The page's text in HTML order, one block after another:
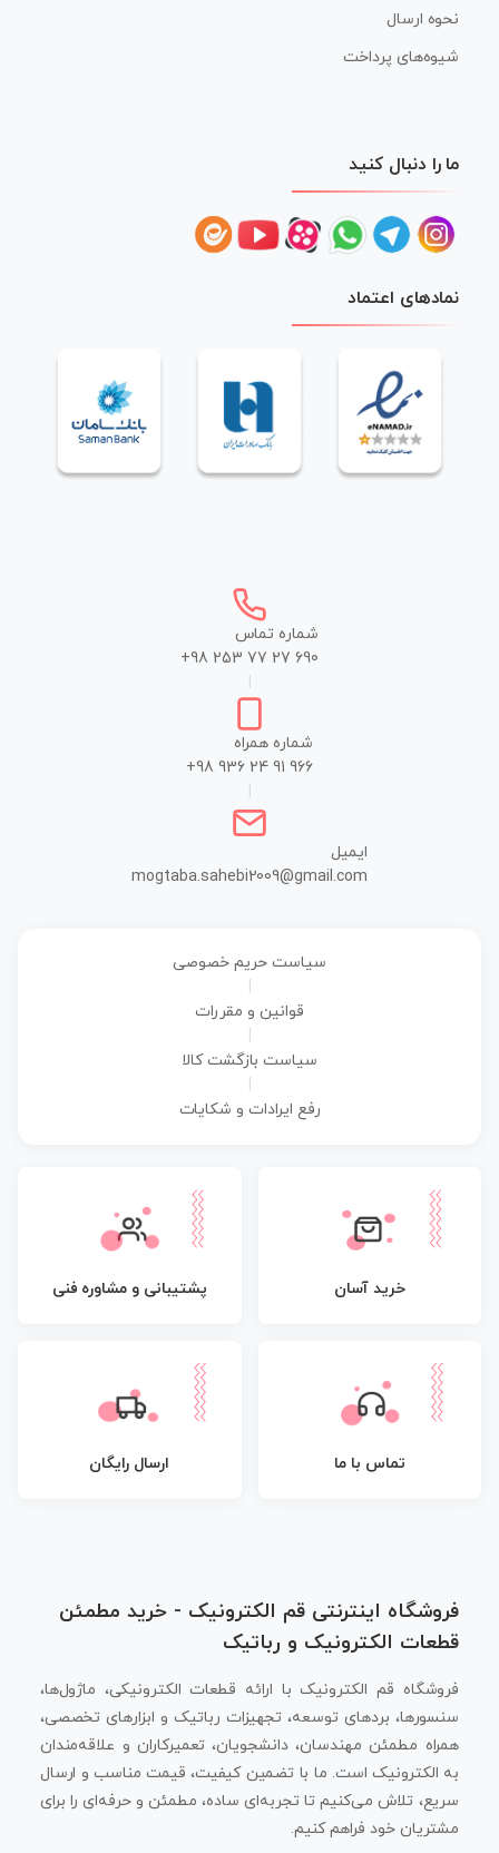
نحوه ارسال
شیوه‌های پرداخت
ما را دنبال کنید
نمادهای اعتماد
شماره تماس
+98 253 77 27 690
شماره همراه
+98 936 24 91 966
ایمیل
mogtaba.sahebi2009@gmail.com
سیاست حریم خصوصی
قوانین و مقررات
سیاست بازگشت کالا
رفع ایرادات و شکایات
خرید آسان پشتیبانی و مشاوره فنی
تماس با ما ارسال رایگان
فروشگاه اینترنتی قم الکترونیک - خرید مطمئن
قطعات الکترونیک و رباتیک
فروشگاه قم الکترونیک با ارائه قطعات الکترونیکی، ماژول‌ها،
سنسورها، بردهای توسعه، تجهیزات رباتیک و ابزارهای تخصصی،
همراه مطمئن مهندسان، دانشجویان، تعمیرکاران و علاقه‌مندان
به الکترونیک است. ما با تضمین کیفیت، قیمت مناسب و ارسال
سریع، تلاش می‌کنیم تا تجربه‌ای ساده، مطمئن و حرفه‌ای را برای
مشتریان خود فراهم کنیم.